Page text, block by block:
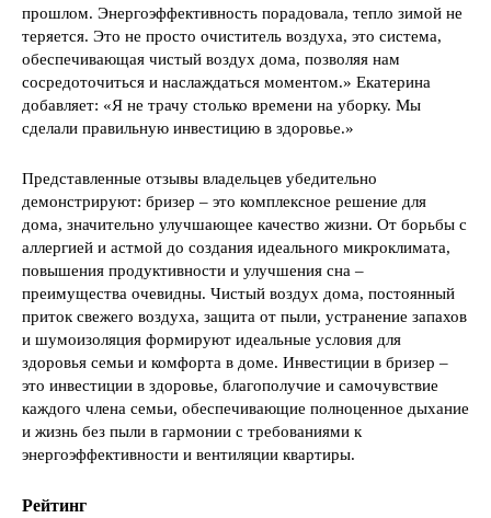
прошлом. Энергоэффективность порадовала, тепло зимой не
теряется. Это не просто очиститель воздуха, это система,
обеспечивающая чистый воздух дома, позволяя нам
сосредоточиться и наслаждаться моментом.» Екатерина
добавляет: «Я не трачу столько времени на уборку. Мы
сделали правильную инвестицию в здоровье.»
Представленные отзывы владельцев убедительно
демонстрируют: бризер – это комплексное решение для
дома, значительно улучшающее качество жизни. От борьбы с
аллергией и астмой до создания идеального микроклимата,
повышения продуктивности и улучшения сна –
преимущества очевидны. Чистый воздух дома, постоянный
приток свежего воздуха, защита от пыли, устранение запахов
и шумоизоляция формируют идеальные условия для
здоровья семьи и комфорта в доме. Инвестиции в бризер –
это инвестиции в здоровье, благополучие и самочувствие
каждого члена семьи, обеспечивающие полноценное дыхание
и жизнь без пыли в гармонии с требованиями к
энергоэффективности и вентиляции квартиры.
Рейтинг